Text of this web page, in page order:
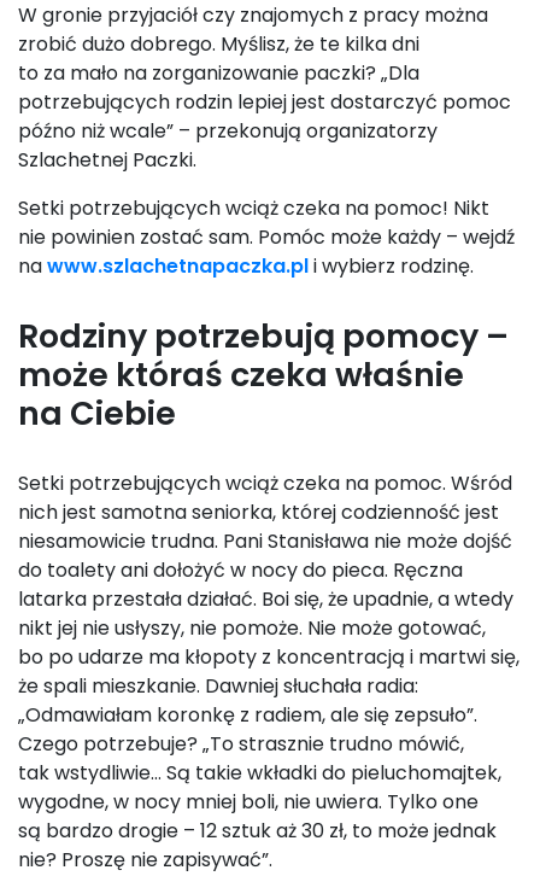
W gronie przyjaciół czy znajomych z pracy można
zrobić dużo dobrego. Myślisz, że te kilka dni
to za mało na zorganizowanie paczki? „Dla
potrzebujących rodzin lepiej jest dostarczyć pomoc
późno niż wcale” – przekonują organizatorzy
Szlachetnej Paczki.
Setki potrzebujących wciąż czeka na pomoc! Nikt
nie powinien zostać sam. Pomóc może każdy – wejdź
nawww.szlachetnapaczka.pli wybierz rodzinę.
Rodziny potrzebują pomocy –
może któraś czeka właśnie
na Ciebie
Setki potrzebujących wciąż czeka na pomoc. Wśród
nich jest samotna seniorka, której codzienność jest
niesamowicie trudna. Pani Stanisława nie może dojść
do toalety ani dołożyć w nocy do pieca. Ręczna
latarka przestała działać. Boi się, że upadnie, a wtedy
nikt jej nie usłyszy, nie pomoże. Nie może gotować,
bo po udarze ma kłopoty z koncentracją i martwi się,
że spali mieszkanie. Dawniej słuchała radia:
„Odmawiałam koronkę z radiem, ale się zepsuło”.
Czego potrzebuje? „To strasznie trudno mówić,
tak wstydliwie… Są takie wkładki do pieluchomajtek,
wygodne, w nocy mniej boli, nie uwiera. Tylko one
są bardzo drogie – 12 sztuk aż 30 zł, to może jednak
nie? Proszę nie zapisywać”.